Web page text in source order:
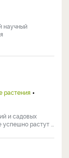
научный
растения
и садовых
растут ...